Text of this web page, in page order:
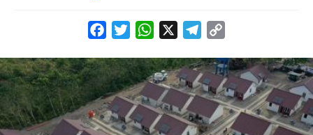
FacebookTwitterWhatsApp Telegram